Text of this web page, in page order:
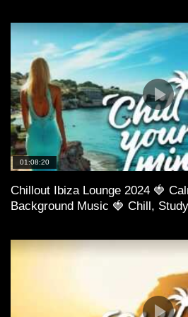
01:08:20
Chillout Ibiza Lounge 2024 🍓
Background Music 🍓 Chill,